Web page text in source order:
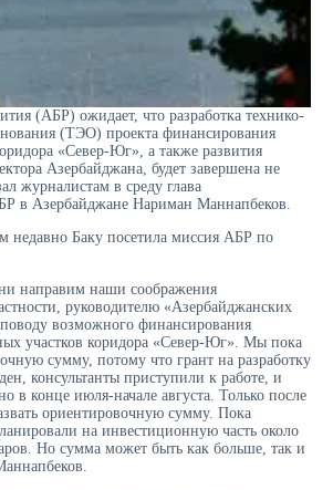
(АБР) ожидает, что разработка технико-
(ТЭО) проекта финансирования
«Север-Юг», а также развития
Азербайджана, будет завершена не
журналистам в среду глава
в Азербайджане Нариман Маннапбеков.
недавно Баку посетила миссия АБР по
направим наши соображения
руководителю «Азербайджанских
возможного финансирования
участков коридора «Север-Юг». Мы пока
сумму, потому что грант на разработку
консультанты приступили к работе, и
в конце июля-начале августа. Только после
ориентировочную сумму. Пока
на инвестиционную часть около
Но сумма может быть как больше, так и